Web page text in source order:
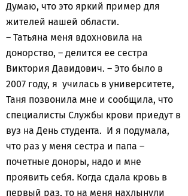
Думаю, что это яркий пример для
жителей нашей области.
– Татьяна меня вдохновила на
донорство, – делится ее сестра
Виктория Давидович. – Это было в
2007 году, я училась в университете,
Таня позвонила мне и сообщила, что
специалисты Службы крови приедут в
вуз на День студента. И я подумала,
что раз у меня сестра и папа –
почетные доноры, надо и мне
проявить себя. Когда сдала кровь в
первый раз, то на меня нахлынули